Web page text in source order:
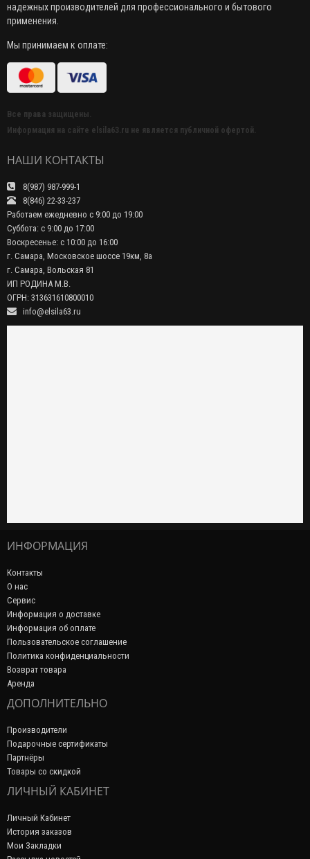
надежных производителей для профессионального и бытового
применения.
Мы принимаем к оплате:
Все права защищены.
Информация на сайте elsila63.ru не является публичной офертой.
НАШИ КОНТАКТЫ
8(987) 987-999-1
8(846) 22-33-237
Работаем ежедневно с 9:00 до 19:00
Суббота: с 9:00 до 17:00
Воскресенье: с 10:00 до 16:00
г. Самара, Московское шоссе 19км, 8а
г. Самара, Вольская 81
ИП РОДИНА М.В.
ОГРН: 313631610800010
info@elsila63.ru
ИНФОРМАЦИЯ
Контакты
О нас
Сервис
Информация о доставке
Информация об оплате
Пользовательское соглашение
Политика конфиденциальности
Возврат товара
Аренда
ДОПОЛНИТЕЛЬНО
Производители
Подарочные сертификаты
Партнёры
Товары со скидкой
ЛИЧНЫЙ КАБИНЕТ
Личный Кабинет
История заказов
Мои Закладки